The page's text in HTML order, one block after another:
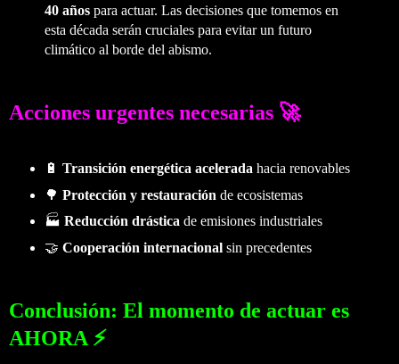
40 añospara actuar. Las decisiones que tomemos en
esta década serán cruciales para evitar un futuro
climático al borde del abismo.
Acciones urgentes necesarias 🚀
🔋 Transición energética acelerada hacia renovables
🌳 Protección y restauración de ecosistemas
🏭 Reducción drásticade emisiones industriales
🤝 Cooperación internacionalsin precedentes
Conclusión: El momento de actuar es
AHORA ⚡